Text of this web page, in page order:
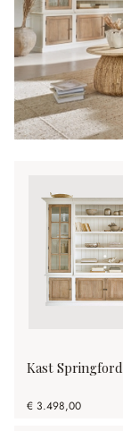
Kast Springford
€ 3.498,00